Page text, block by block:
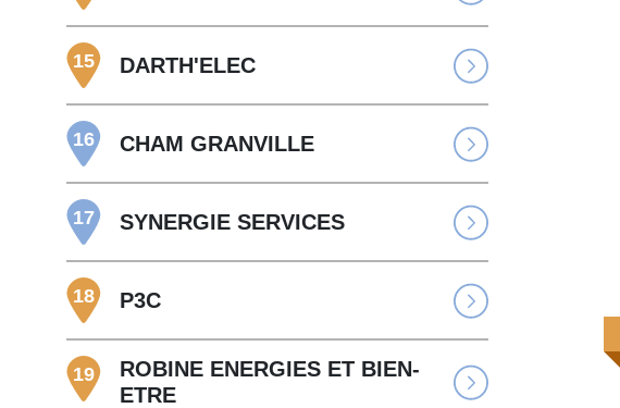
15 DARTH'ELEC
16 CHAM GRANVILLE
17 SYNERGIE SERVICES
18 P3C
19
ROBINE ENERGIES ET BIEN-
ETRE